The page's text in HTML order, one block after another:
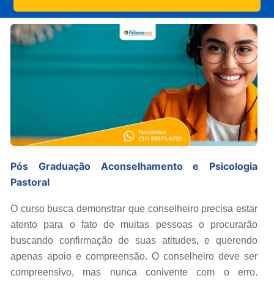
Pós Graduação Aconselhamento e Psicologia
Pastoral
O curso busca demonstrar que conselheiro precisa estar
atento para o fato de muitas pessoas o procurarão
buscando confirmação de suas atitudes, e querendo
apenas apoio e compreensão. O conselheiro deve ser
compreensivo, mas nunca conivente com o erro.